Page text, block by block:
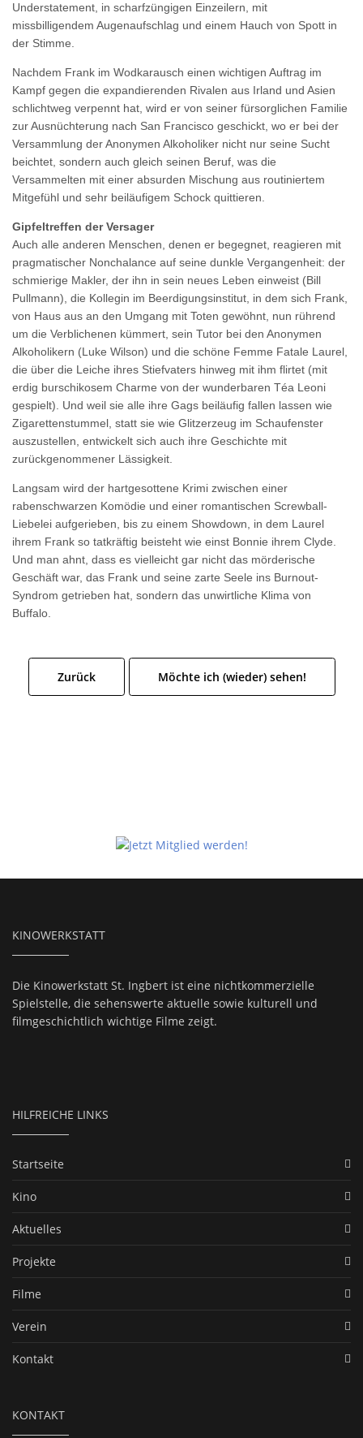
Understatement, in scharfzüngigen Einzeilern, mit
missbilligendem Augenaufschlag und einem Hauch von Spott in
der Stimme.
Nachdem Frank im Wodkarausch einen wichtigen Auftrag im
Kampf gegen die expandierenden Rivalen aus Irland und Asien
schlichtweg verpennt hat, wird er von seiner fürsorglichen Familie
zur Ausnüchterung nach San Francisco geschickt, wo er bei der
Versammlung der Anonymen Alkoholiker nicht nur seine Sucht
beichtet, sondern auch gleich seinen Beruf, was die
Versammelten mit einer absurden Mischung aus routiniertem
Mitgefühl und sehr beiläufigem Schock quittieren.
Gipfeltreffen der Versager
Auch alle anderen Menschen, denen er begegnet, reagieren mit
pragmatischer Nonchalance auf seine dunkle Vergangenheit: der
schmierige Makler, der ihn in sein neues Leben einweist (Bill
Pullmann), die Kollegin im Beerdigungsinstitut, in dem sich Frank,
von Haus aus an den Umgang mit Toten gewöhnt, nun rührend
um die Verblichenen kümmert, sein Tutor bei den Anonymen
Alkoholikern (Luke Wilson) und die schöne Femme Fatale Laurel,
die über die Leiche ihres Stiefvaters hinweg mit ihm flirtet (mit
erdig burschikosem Charme von der wunderbaren Téa Leoni
gespielt). Und weil sie alle ihre Gags beiläufig fallen lassen wie
Zigarettenstummel, statt sie wie Glitzerzeug im Schaufenster
auszustellen, entwickelt sich auch ihre Geschichte mit
zurückgenommener Lässigkeit.
Langsam wird der hartgesottene Krimi zwischen einer
rabenschwarzen Komödie und einer romantischen Screwball-
Liebelei aufgerieben, bis zu einem Showdown, in dem Laurel
ihrem Frank so tatkräftig beisteht wie einst Bonnie ihrem Clyde.
Und man ahnt, dass es vielleicht gar nicht das mörderische
Geschäft war, das Frank und seine zarte Seele ins Burnout-
Syndrom getrieben hat, sondern das unwirtliche Klima von
Buffalo.
Zurück Möchte ich (wieder) sehen!
KINOWERKSTATT
Die Kinowerkstatt St. Ingbert ist eine nichtkommerzielle
Spielstelle, die sehenswerte aktuelle sowie kulturell und
filmgeschichtlich wichtige Filme zeigt.
HILFREICHE LINKS
Startseite
Kino
Aktuelles
Projekte
Filme
Verein
Kontakt
KONTAKT